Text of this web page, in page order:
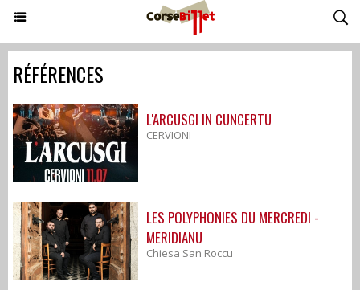
RÉFÉRENCES
L'ARCUSGI IN CUNCERTU
CERVIONI
LES POLYPHONIES DU MERCREDI -
MERIDIANU
Chiesa San Roccu